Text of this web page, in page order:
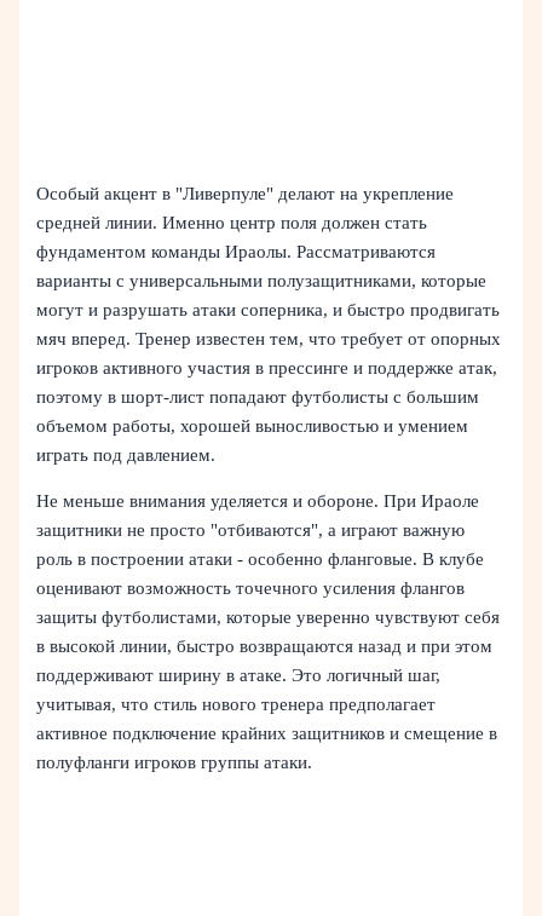
Особый акцент в "Ливерпуле" делают на укрепление
средней линии. Именно центр поля должен стать
фундаментом команды Ираолы. Рассматриваются
варианты с универсальными полузащитниками, которые
могут и разрушать атаки соперника, и быстро продвигать
мяч вперед. Тренер известен тем, что требует от опорных
игроков активного участия в прессинге и поддержке атак,
поэтому в шорт-лист попадают футболисты с большим
объемом работы, хорошей выносливостью и умением
играть под давлением.
Не меньше внимания уделяется и обороне. При Ираоле
защитники не просто "отбиваются", а играют важную
роль в построении атаки - особенно фланговые. В клубе
оценивают возможность точечного усиления флангов
защиты футболистами, которые уверенно чувствуют себя
в высокой линии, быстро возвращаются назад и при этом
поддерживают ширину в атаке. Это логичный шаг,
учитывая, что стиль нового тренера предполагает
активное подключение крайних защитников и смещение в
полуфланги игроков группы атаки.